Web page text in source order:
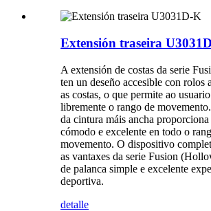
Extensión traseira
A extensión de costas da serie
ten un deseño accesible con rolos
as costas, o que permite ao
libremente o rango de
da cintura máis ancha
cómodo e excelente en todo o
movemento. O dispositivo
as vantaxes da serie Fusion
de palanca simple e excelente
deportiva.
detalle